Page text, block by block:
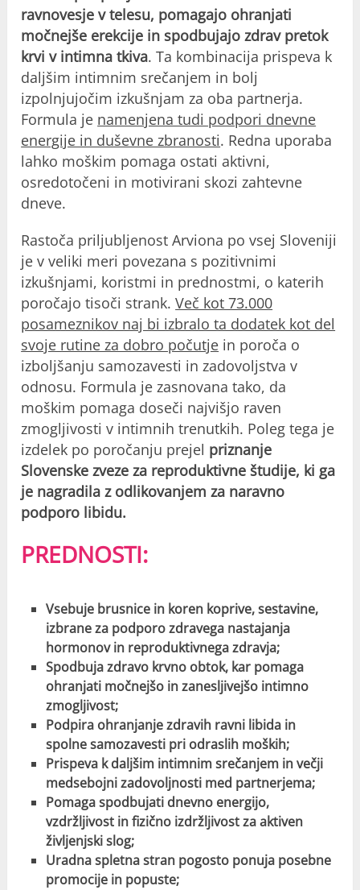
ravnovesje v telesu, pomagajo ohranjati
močnejše erekcije in spodbujajo zdrav pretok
krvi v intimna tkiva. Ta kombinacija prispeva k
daljšim intimnim srečanjem in bolj
izpolnjujočim izkušnjam za oba partnerja.
Formula je namenjena tudi podpori dnevne
energije in duševne zbranosti. Redna uporaba
lahko moškim pomaga ostati aktivni,
osredotočeni in motivirani skozi zahtevne
dneve.
Rastoča priljubljenost Arviona po vsej Sloveniji
je v veliki meri povezana s pozitivnimi
izkušnjami, koristmi in prednostmi, o katerih
poročajo tisoči strank.Več kot 73.000
posameznikov naj bi izbralo ta dodatek kot del
svoje rutine za dobro počutje in poroča o
izboljšanju samozavesti in zadovoljstva v
odnosu. Formula je zasnovana tako, da
moškim pomaga doseči najvišjo raven
zmogljivosti v intimnih trenutkih. Poleg tega je
izdelek po poročanju prejel priznanje
Slovenske zveze za reproduktivne študije, ki ga
je nagradila z odlikovanjem za naravno
podporo libidu.
PREDNOSTI:
Vsebuje brusnice in koren koprive, sestavine,
izbrane za podporo zdravega nastajanja
hormonov in reproduktivnega zdravja;
Spodbuja zdravo krvno obtok, kar pomaga
ohranjati močnejšo in zanesljivejšo intimno
zmogljivost;
Podpira ohranjanje zdravih ravni libida in
spolne samozavesti pri odraslih moških;
Prispeva k daljšim intimnim srečanjem in večji
medsebojni zadovoljnosti med partnerjema;
Pomaga spodbujati dnevno energijo,
vzdržljivost in fizično izdržljivost za aktiven
življenjski slog;
Uradna spletna stran pogosto ponuja posebne
promocije in popuste;